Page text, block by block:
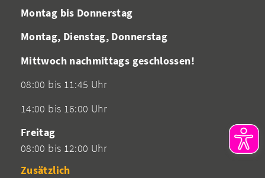
Montag bis Donnerstag
Montag, Dienstag, Donnerstag
Mittwoch nachmittags geschlossen!
08:00 bis 11:45 Uhr
14:00 bis 16:00 Uhr
Freitag
08:00 bis 12:00 Uhr
Zusätzlich